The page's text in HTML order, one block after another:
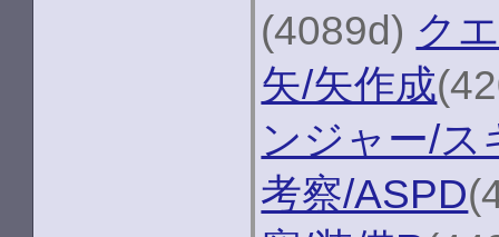
(4089d) ク
矢/矢作成
ンジャー/ス
考察/ASPD